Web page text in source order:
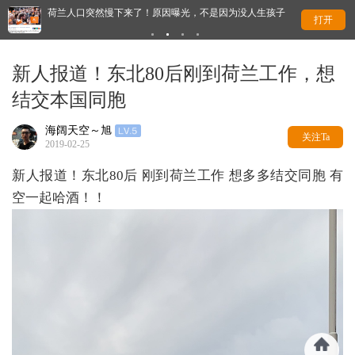
荷兰人口突然慢下来了！原因曝光，不是因为没人生孩子 永
打开
新人报道！东北80后刚到荷兰工作，想
结交本国同胞
海阔天空～旭
2019-02-25
关注Ta
新人报道！东北80后 刚到荷兰工作 想多多结交同胞 有
空一起哈酒！！